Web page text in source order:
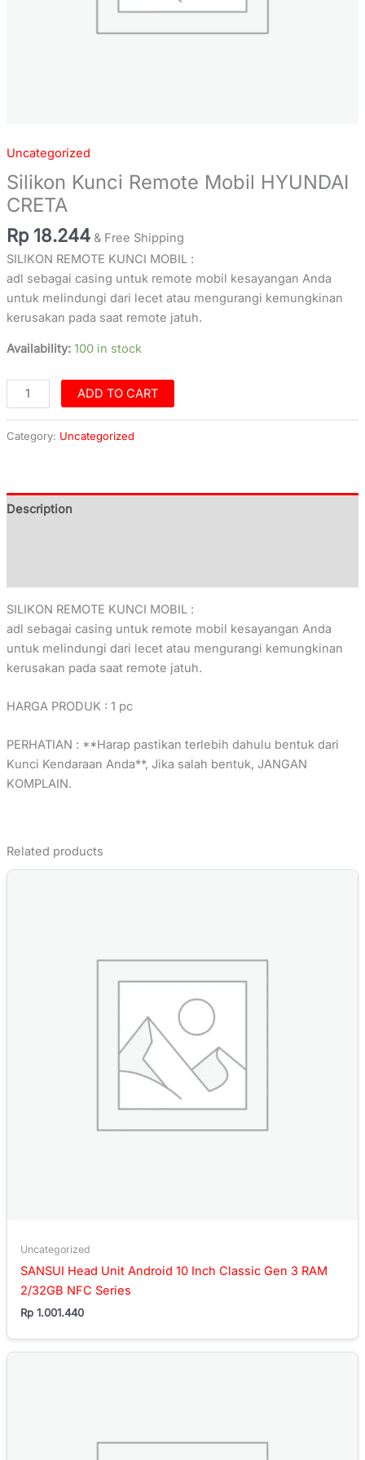
Uncategorized
Silikon Kunci Remote Mobil HYUNDAI
CRETA
Rp 18.244 & Free Shipping
SILIKON REMOTE KUNCI MOBIL :
adl sebagai casing untuk remote mobil kesayangan Anda
untuk melindungi dari lecet atau mengurangi kemungkinan
kerusakan pada saat remote jatuh.
Availability: 100 in stock
ADD TO CART
Category: Uncategorized
Description
SILIKON REMOTE KUNCI MOBIL :
adl sebagai casing untuk remote mobil kesayangan Anda
untuk melindungi dari lecet atau mengurangi kemungkinan
kerusakan pada saat remote jatuh.
HARGA PRODUK : 1 pc
PERHATIAN : **Harap pastikan terlebih dahulu bentuk dari
Kunci Kendaraan Anda**, Jika salah bentuk, JANGAN
KOMPLAIN.
Related products
Uncategorized
SANSUI Head Unit Android 10 Inch Classic Gen 3 RAM
2/32GB NFC Series
Rp 1.001.440